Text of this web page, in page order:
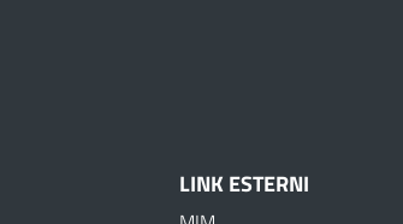
LINK ESTERNI